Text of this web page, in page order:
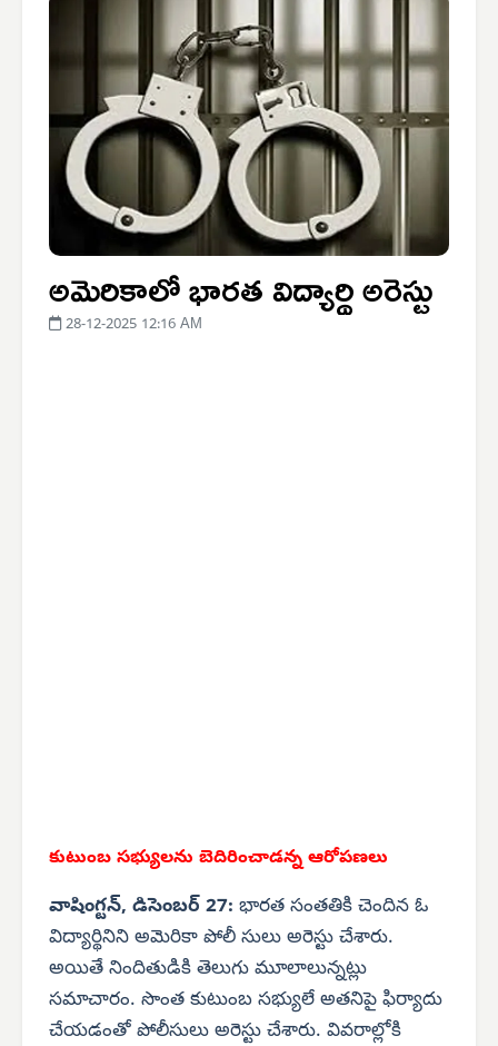
అమెరికాలో భారత విద్యార్థి అరెస్టు
28-12-2025 12:16 AM
కుటుంబ సభ్యులను బెదిరించాడన్న ఆరోపణలు
వాషింగ్టన్, డిసెంబర్ 27: భారత సంతతికి చెందిన ఓ
విద్యార్థినిని అమెరికా పోలీ సులు అరెస్టు చేశారు.
అయితే నిందితుడికి తెలుగు మూలాలున్నట్లు
సమాచారం. సొంత కుటుంబ సభ్యులే అతనిపై ఫిర్యాదు
చేయడంతో పోలీసులు అరెస్టు చేశారు. వివరాల్లోకి